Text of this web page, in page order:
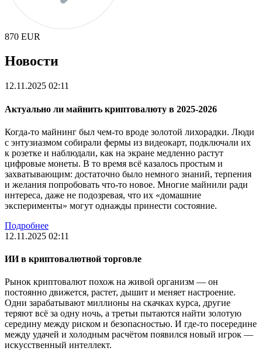
870 EUR
Новости
12.11.2025 02:11
Актуально ли майнить криптовалюту в 2025-2026
Когда-то майнинг был чем-то вроде золотой лихорадки. Люди
с энтузиазмом собирали фермы из видеокарт, подключали их
к розетке и наблюдали, как на экране медленно растут
цифровые монеты. В то время всё казалось простым и
захватывающим: достаточно было немного знаний, терпения
и желания попробовать что-то новое. Многие майнили ради
интереса, даже не подозревая, что их «домашние
эксперименты» могут однажды принести состояние.
Подробнее
12.11.2025 02:11
ИИ в криптовалютной торговле
Рынок криптовалют похож на живой организм — он
постоянно движется, растет, дышит и меняет настроение.
Одни зарабатывают миллионы на скачках курса, другие
теряют всё за одну ночь, а третьи пытаются найти золотую
середину между риском и безопасностью. И где-то посередине
между удачей и холодным расчётом появился новый игрок —
искусственный интеллект.